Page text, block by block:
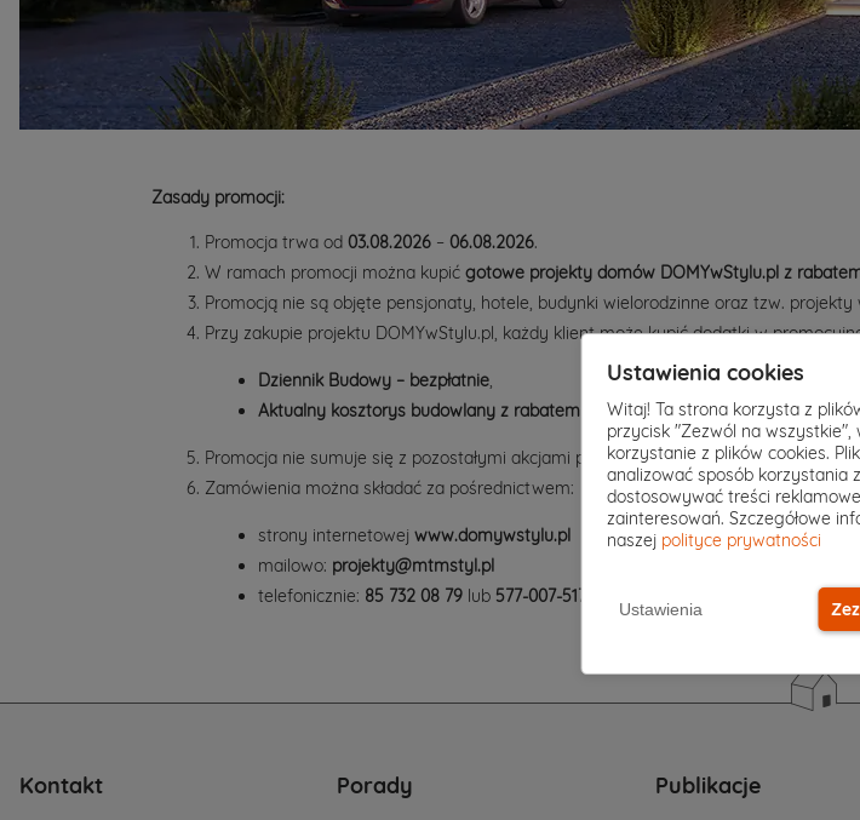
Zasady promocji:
Promocja trwa od 03.08.2026 – 06.08.2026.
W ramach promocji można kupić gotowe projekty domów DOMYwStylu.pl z
Promocją nie są objęte pensjonaty, hotele, budynki wielorodzinne oraz tzw. projekty
Przy zakupie projektu DOMYwStylu.pl, każdy klient może kupić dodatki w
Dziennik Budowy – bezpłatnie,
Aktualny kosztorys budowlany z rabatem 200 zł(promocją nie są objęte
Promocja nie sumuje się z pozostałymi akcjami promocyjnymi prowadzonymi
Zamówienia można składać za pośrednictwem:
strony internetowej www.domywstylu.pl
mailowo: projekty@mtmstyl.pl
telefonicznie: 85 732 08 79 lub 577-007-517
Kontakt Porady Publikacje
Ustawienia cookies
Witaj! Ta strona korzysta z
przycisk "Zezwól na wszystkie",
korzystanie z plików cookies.
analizować sposób korzystania
dostosowywać treści
zainteresowań. Szczegółowe
naszej polityce prywatności
Ustawienia